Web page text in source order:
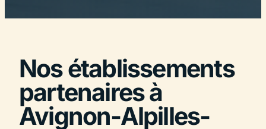
Nos établissements
partenaires à
Avignon-Alpilles-